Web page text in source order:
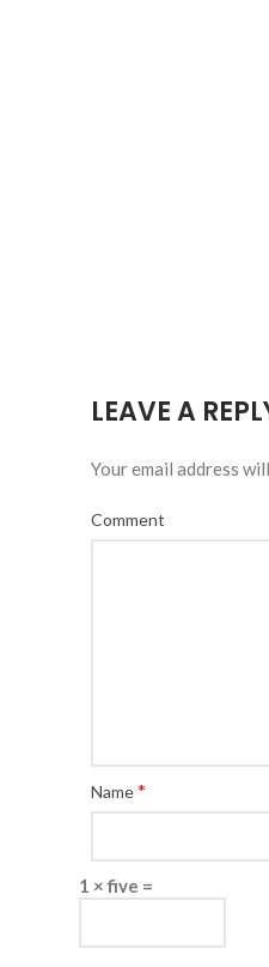
LEAVE A
Your email address
Comment
Name*
1 × five =